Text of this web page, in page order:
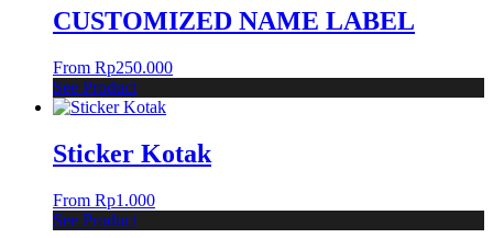
CUSTOMIZED NAME LABEL
From Rp250.000
See Product
Sticker Kotak
From Rp1.000
See Product